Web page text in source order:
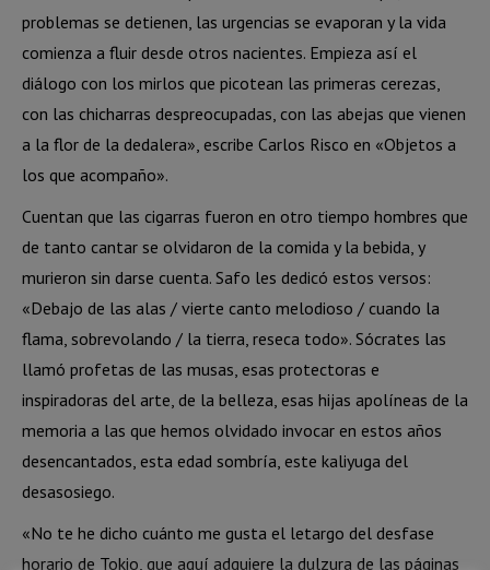
problemas se detienen, las urgencias se evaporan y la vida
comienza a fluir desde otros nacientes. Empieza así el
diálogo con los mirlos que picotean las primeras cerezas,
con las chicharras despreocupadas, con las abejas que vienen
a la flor de la dedalera», escribe Carlos Risco en «Objetos a
los que acompaño».
Cuentan que las cigarras fueron en otro tiempo hombres que
de tanto cantar se olvidaron de la comida y la bebida, y
murieron sin darse cuenta. Safo les dedicó estos versos:
«Debajo de las alas / vierte canto melodioso / cuando la
flama, sobrevolando / la tierra, reseca todo». Sócrates las
llamó profetas de las musas, esas protectoras e
inspiradoras del arte, de la belleza, esas hijas apolíneas de la
memoria a las que hemos olvidado invocar en estos años
desencantados, esta edad sombría, este kaliyuga del
desasosiego.
«No te he dicho cuánto me gusta el letargo del desfase
horario de Tokio, que aquí adquiere la dulzura de las páginas